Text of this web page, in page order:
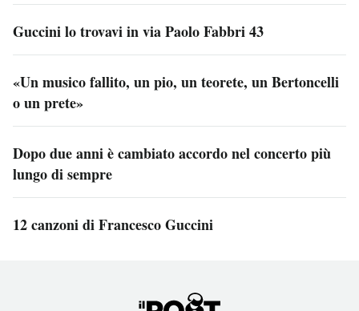
Guccini lo trovavi in via Paolo Fabbri 43
«Un musico fallito, un pio, un teorete, un Bertoncelli
o un prete»
Dopo due anni è cambiato accordo nel concerto più
lungo di sempre
12 canzoni di Francesco Guccini